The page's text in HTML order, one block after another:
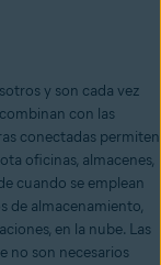
y son cada vez
con las
conectadas permiten
oficinas, almacenes,
cuando se emplean
de almacenamiento,
en la nube. Las
no son necesarios